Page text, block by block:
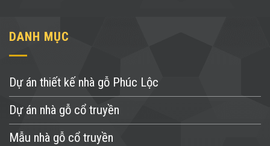
DANH MỤC
Dự án thiết kế nhà gỗ Phúc Lộc
Dự án nhà gỗ cổ truyền
Mẫu nhà gỗ cổ truyền